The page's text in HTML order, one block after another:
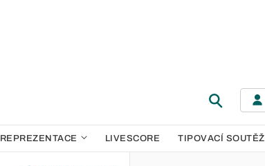
REPREZENTACE LIVESCORE TIPOVACÍ SOUTĚŽ